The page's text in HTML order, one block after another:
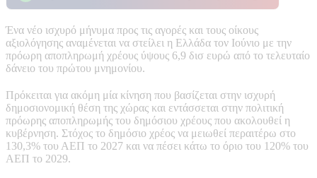
Ένα νέο ισχυρό μήνυμα προς τις αγορές και τους οίκους
αξιολόγησης αναμένεται να στείλει η Ελλάδα τον Ιούνιο με την
πρόωρη αποπληρωμή χρέους ύψους 6,9 δισ ευρώ από το τελευταίο
δάνειο του πρώτου μνημονίου.
Πρόκειται για ακόμη μία κίνηση που βασίζεται στην ισχυρή
δημοσιονομική θέση της χώρας και εντάσσεται στην πολιτική
πρόωρης αποπληρωμής του δημόσιου χρέους που ακολουθεί η
κυβέρνηση. Στόχος το δημόσιο χρέος να μειωθεί περαιτέρω στο
130,3% του ΑΕΠ το 2027 και να πέσει κάτω το όριο του 120% του
ΑΕΠ το 2029.